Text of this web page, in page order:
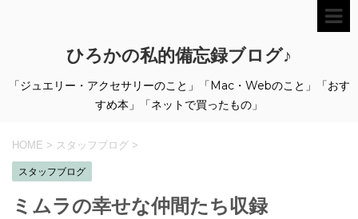
ひろかの私的備忘録ブログ♪
「ジュエリー・アクセサリーのこと」「Mac・Webのこと」「おす
すめ本」「ネットで買ったもの」
HOME > スタッフブログ >
スタッフブログ
ミムラの幸せな仲間たち収録